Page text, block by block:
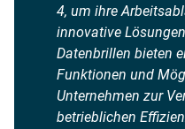
4, um ihre
innovative
Datenbrillen bieten
Funktionen und
Unternehmen zur
betrieblichen